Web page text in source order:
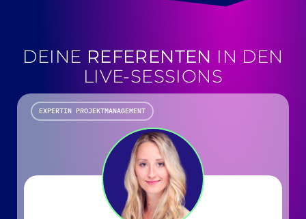
DEINE REFERENTEN IN DEN
LIVE-SESSIONS
EXPERTIN PROJEKTMANAGEMENT